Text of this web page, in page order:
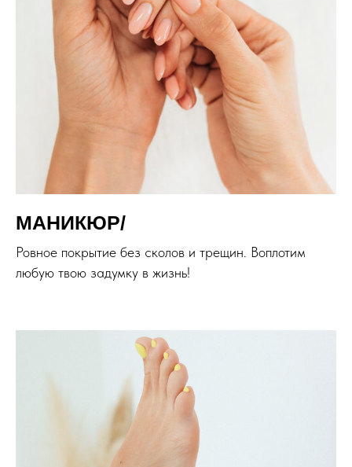
МАНИКЮР/
Ровное покрытие без сколов и трещин. Воплотим
любую твою задумку в жизнь!